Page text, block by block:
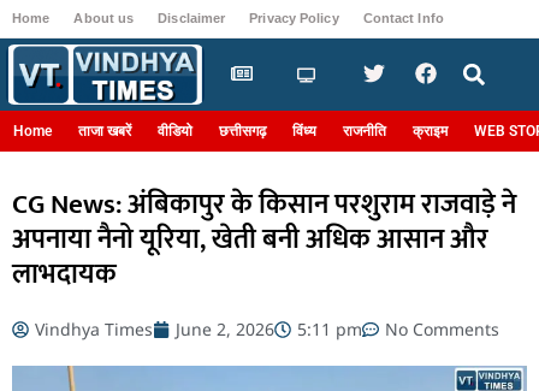
Home About us Disclaimer Privacy Policy Contact Info
Home ताजा खबरें वीडियो छत्तीसगढ़ विंध्य राजनीति क्राइम WEB
CG News: अंबिकापुर के किसान परशुराम राजवाड़े ने
अपनाया नैनो यूरिया, खेती बनी अधिक आसान और
लाभदायक
Vindhya Times June 2, 2026 5:11 pm No Comments